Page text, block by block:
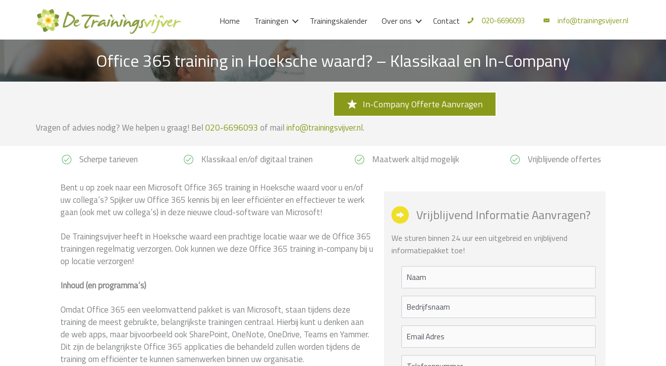
inhoud
Home Trainingen Trainingskalender Over ons Contact 020-6696093 info@trainingsvijver.nl
Office 365 training in Hoeksche waard? – Klassikaal en In-Company
In-Company Offerte Aanvragen
Vragen of advies nodig? We helpen u graag! Bel020-6696093 of mailinfo@trainingsvijver.nl.
Scherpe tarieven Klassikaal en/of digitaal trainen Maatwerk altijd mogelijk Vrijblijvende offertes
Bent u op zoek naar een Microsoft Office 365 training in Hoeksche waard voor u en/of
uw collega’s? Spijker uw Office 365 kennis bij en leer efficiënter en effectiever te werk
gaan (ook met uw collega’s) in deze nieuwe cloud-software van Microsoft!
De Trainingsvijver heeft in Hoeksche waard een prachtige locatie waar we de Office 365
trainingen regelmatig verzorgen. Ook kunnen we deze Office 365 training in-company bij u
op locatie verzorgen!
Inhoud (en programma’s)
Omdat Office 365 een veelomvattend pakket is van Microsoft, staan tijdens deze
training de meest gebruikte, belangrijkste trainingen centraal. Hierbij kunt u denken aan
de web apps, maar bijvoorbeeld ook SharePoint, OneNote, OneDrive, Teams en Yammer.
Dit zijn de belangrijkste Office 365 applicaties die behandeld zullen worden tijdens de
training om efficiënter te kunnen samenwerken binnen uw organisatie.
Vrijblijvend Informatie Aanvragen?
We sturen binnen 24 uur een uitgebreid en vrijblijvend
informatiepakket toe!